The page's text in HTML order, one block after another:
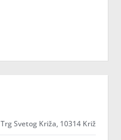
Trg Svetog Križa, 10314 Križ